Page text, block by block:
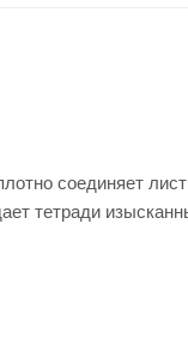
соединяет
тетради